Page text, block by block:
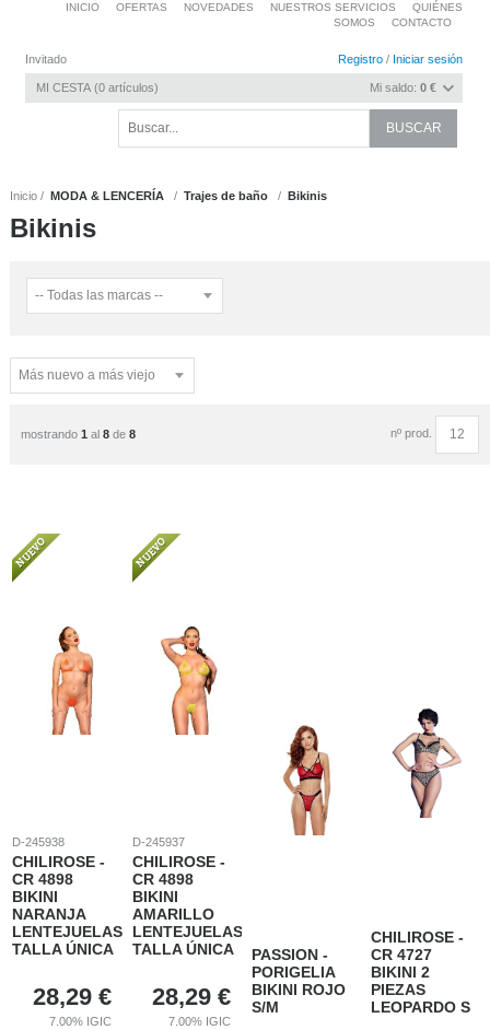
Invitado Registro / Iniciar sesión
MI CESTA 0 artículos Mi saldo: 0 €
INICIO OFERTAS NOVEDADES NUESTROS SERVICIOS
QUIÉNES
SOMOS
CONTACTO
Inicio MODA & LENCERÍA Trajes de baño Bikinis
Bikinis
mostrando 1 al 8de 8 nº prod.
D-245938
CHILIROSE -
CR 4898
BIKINI
NARANJA
LENTEJUELAS
TALLA ÚNICA
28,29 €
7.00% IGIC
D-245937
CHILIROSE -
CR 4898
BIKINI
AMARILLO
LENTEJUELAS
TALLA ÚNICA
28,29 €
7.00% IGIC
PASSION -
PORIGELIA
BIKINI ROJO
S/M
CHILIROSE -
CR 4727
BIKINI 2
PIEZAS
LEOPARDO S